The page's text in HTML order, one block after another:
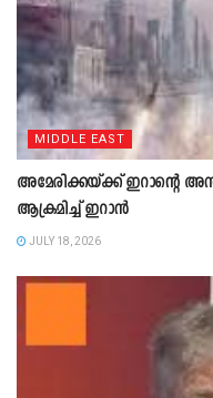
MIDDLE EAST
അമേരിക്കയ്ക്ക് ഇറാന്‍റെ
ആക്രമിച്ച് ഇറാൻ
JULY 18, 2026